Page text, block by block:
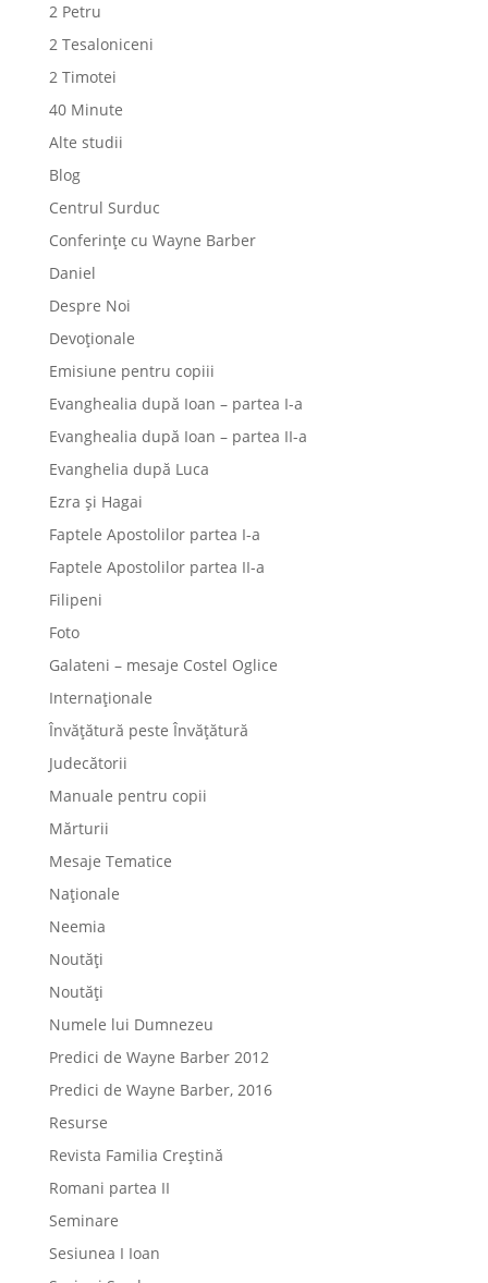
2 Petru
2 Tesaloniceni
2 Timotei
40 Minute
Alte studii
Blog
Centrul Surduc
Conferințe cu Wayne Barber
Daniel
Despre Noi
Devoționale
Emisiune pentru copiii
Evanghealia după Ioan – partea I-a
Evanghealia după Ioan – partea II-a
Evanghelia după Luca
Ezra și Hagai
Faptele Apostolilor partea I-a
Faptele Apostolilor partea II-a
Filipeni
Foto
Galateni – mesaje Costel Oglice
Internaționale
Învățătură peste Învățătură
Judecătorii
Manuale pentru copii
Mărturii
Mesaje Tematice
Naționale
Neemia
Noutăți
Noutăți
Numele lui Dumnezeu
Predici de Wayne Barber 2012
Predici de Wayne Barber, 2016
Resurse
Revista Familia Creștină
Romani partea II
Seminare
Sesiunea I Ioan